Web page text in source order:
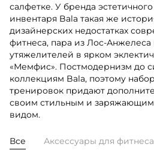
салфетке. У бренда
инвентаря Bala такая же
дизайнерских недостатках
фитнеса, пара из Лос-Анжелеса
утяжелителей в ярком
«Мемфис». Постмодернизм до
коллекциям Bala, поэтому
тренировок придают
своим стильным и
видом.
Все Аксессуары для фитнеса